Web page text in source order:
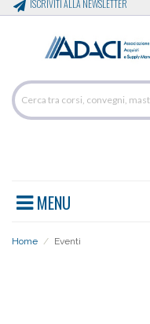
ISCRIVITI ALLA NEWSLETTER
MENU
Home / Eventi